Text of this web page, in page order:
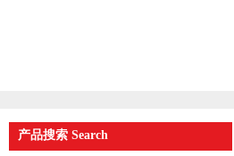
产品搜索 Search